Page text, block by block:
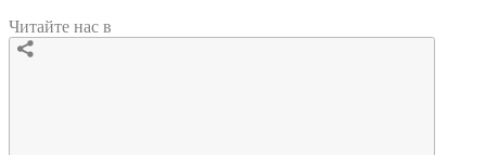
Читайте нас в